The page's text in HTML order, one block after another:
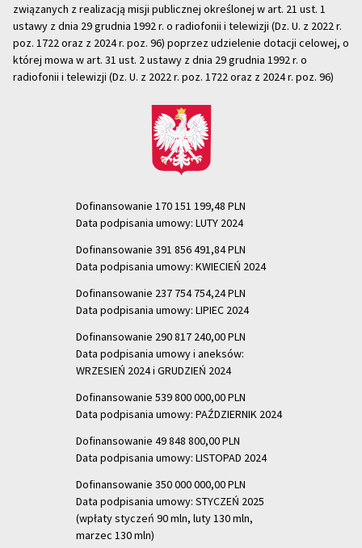
związanych z realizacją misji publicznej określonej w art. 21 ust. 1
ustawy z dnia 29 grudnia 1992 r. o radiofonii i telewizji (Dz. U. z 2022 r.
poz. 1722 oraz z 2024 r. poz. 96) poprzez udzielenie dotacji celowej, o
której mowa w art. 31 ust. 2 ustawy z dnia 29 grudnia 1992 r. o
radiofonii i telewizji (Dz. U. z 2022 r. poz. 1722 oraz z 2024 r. poz. 96)
Dofinansowanie 170 151 199,48 PLN
Data podpisania umowy: LUTY 2024
Dofinansowanie 391 856 491,84 PLN
Data podpisania umowy: KWIECIEŃ 2024
Dofinansowanie 237 754 754,24 PLN
Data podpisania umowy: LIPIEC 2024
Dofinansowanie 290 817 240,00 PLN
Data podpisania umowy i aneksów:
WRZESIEŃ 2024 i GRUDZIEŃ 2024
Dofinansowanie 539 800 000,00 PLN
Data podpisania umowy: PAŹDZIERNIK 2024
Dofinansowanie 49 848 800,00 PLN
Data podpisania umowy: LISTOPAD 2024
Dofinansowanie 350 000 000,00 PLN
Data podpisania umowy: STYCZEŃ 2025
(wpłaty styczeń 90 mln, luty 130 mln,
marzec 130 mln)